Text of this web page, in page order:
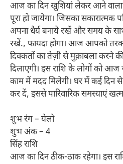
आज का दिन खुशियां लेकर आने
पूरा हो जायेगा। जिसका
अपना धैर्य बनाये रखें और समय के
रखें., फायदा होगा। आज आपको
दिक्कतों का तेज़ी से मुक़ाबला करने
दिलाएगी। इस राशि के लोगों को
काम में मदद मिलेगी। घर में कई
कर दें, इससे पारिवारिक समस्याएं खत्म
शुभ रंग – येलो
शुभ अंक – 4
सिंह राशि
आज का दिन ठीक-ठाक रहेगा। इस